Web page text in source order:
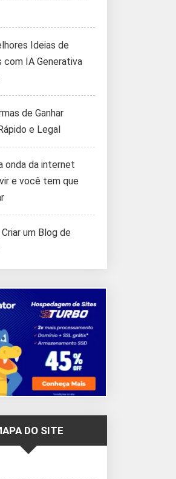
Ideias de
com IA Generativa
de Ganhar
e Legal
onda da internet
e você tem que
um Blog de
DO SITE